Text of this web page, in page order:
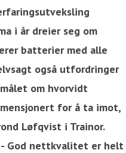
i år dreier seg om
batterier med alle
også utfordringer
om hvorvidt
for å ta imot,
Løfqvist i Trainor.
- God nettkvalitet er helt